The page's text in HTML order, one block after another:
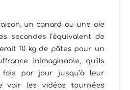
un canard ou une oie
secondes l’équivalent de
10 kg de pâtes pour un
inimaginable, qu’ils
par jour jusqu’à leur
voir les vidéos tournées